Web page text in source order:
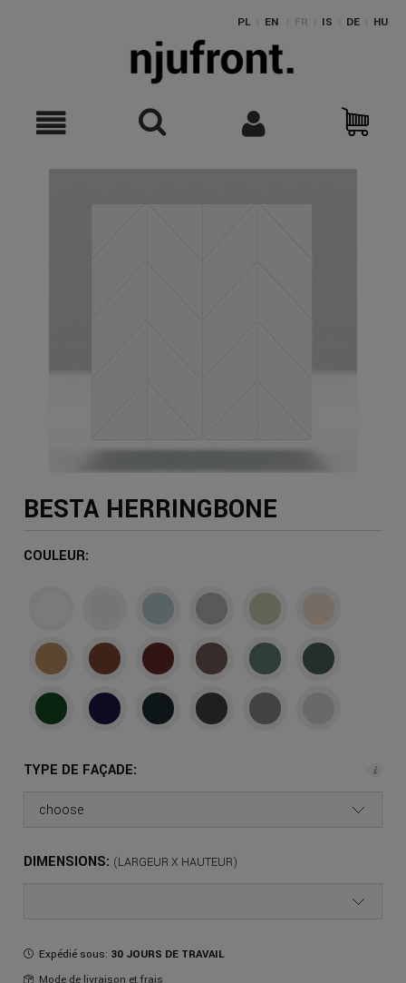
PL EN FR IS DE HU
BESTA HERRINGBONE
TYPE DE FAÇADE:
DIMENSIONS:
COULEUR:
Expédié sous: 30 JOURS DE TRAVAIL
Mode de livraison et frais